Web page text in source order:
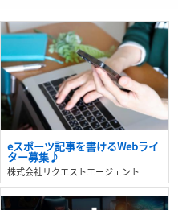
eスポーツ記事を書けるWebライ
ター募集♪
株式会社リクエストエージェント